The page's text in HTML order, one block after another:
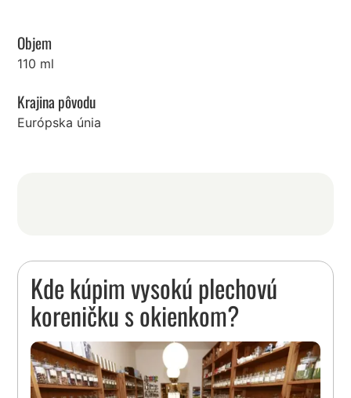
Objem
110 ml
Krajina pôvodu
Európska únia
Kde kúpim vysokú plechovú
koreničku s okienkom?